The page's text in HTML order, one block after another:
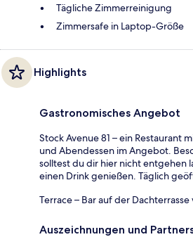
Tägliche Zimmerreinigung
Zimmersafe in Laptop-Größe
Highlights
Gastronomisches Angebot
Stock Avenue 81 – ein Restaurant
und Abendessen im Angebot.
solltest du dir hier nicht entgehen
einen Drink genießen. Täglich
Terrace – Bar auf der
Auszeichnungen und